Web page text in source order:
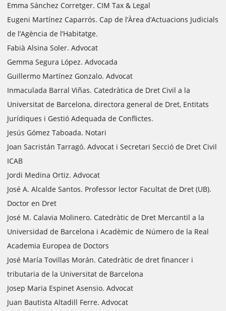
Emma Sánchez Corretger. CIM Tax & Legal
Eugeni Martínez Caparrós. Cap de l’Àrea d’Actuacions Judicials
de l’Agència de l’Habitatge.
Fabià Alsina Soler. Advocat
Gemma Segura López. Advocada
Guillermo Martínez Gonzalo. Advocat
Inmaculada Barral Viñas. Catedràtica de Dret Civil a la
Universitat de Barcelona, directora general de Dret, Entitats
Jurídiques i Gestió Adequada de Conflictes.
Jesús Gómez Taboada. Notari
Joan Sacristán Tarragó. Advocat i Secretari Secció de Dret Civil
ICAB
Jordi Medina Ortiz. Advocat
José A. Alcalde Santos. Professor lector Facultat de Dret (UB).
Doctor en Dret
José M. Calavia Molinero. Catedràtic de Dret Mercantil a la
Universidad de Barcelona i Acadèmic de Número de la Real
Academia Europea de Doctors
José María Tovillas Morán. Catedràtic de dret financer i
tributaria de la Universitat de Barcelona
Josep Maria Espinet Asensio. Advocat
Juan Bautista Altadill Ferre. Advocat